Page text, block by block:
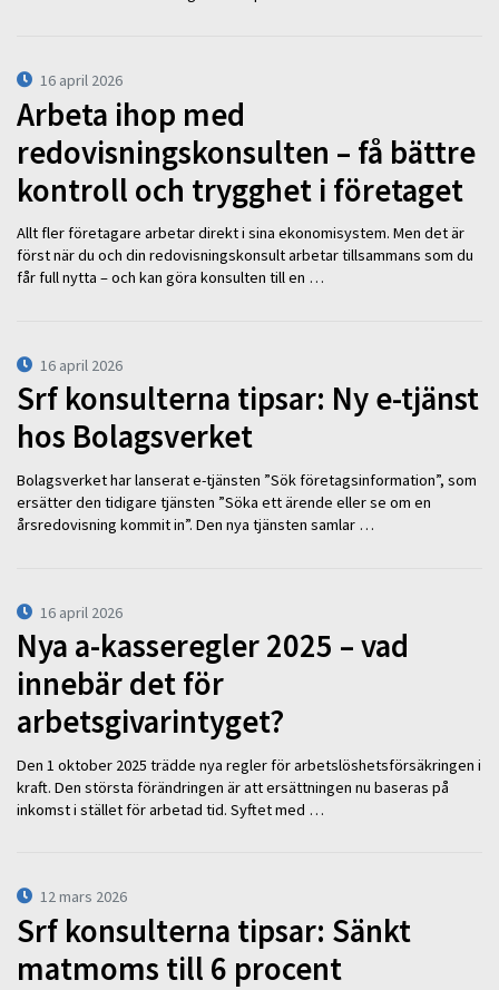
16 april 2026
Arbeta ihop med
redovisningskonsulten – få bättre
kontroll och trygghet i företaget
Allt fler företagare arbetar direkt i sina ekonomisystem. Men det är
först när du och din redovisningskonsult arbetar tillsammans som du
får full nytta – och kan göra konsulten till en …
16 april 2026
Srf konsulterna tipsar: Ny e-tjänst
hos Bolagsverket
Bolagsverket har lanserat e-tjänsten ”Sök företagsinformation”, som
ersätter den tidigare tjänsten ”Söka ett ärende eller se om en
årsredovisning kommit in”. Den nya tjänsten samlar …
16 april 2026
Nya a-kasseregler 2025 – vad
innebär det för
arbetsgivarintyget?
Den 1 oktober 2025 trädde nya regler för arbetslöshetsförsäkringen i
kraft. Den största förändringen är att ersättningen nu baseras på
inkomst i stället för arbetad tid. Syftet med …
12 mars 2026
Srf konsulterna tipsar: Sänkt
matmoms till 6 procent